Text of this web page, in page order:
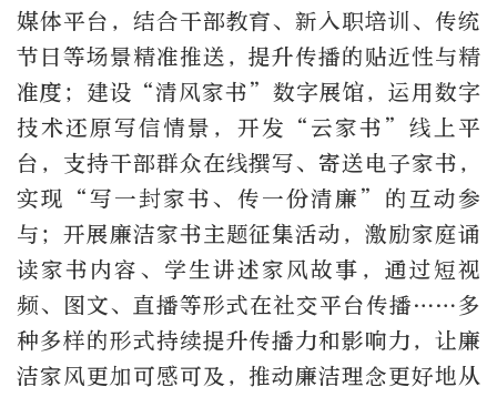
媒体平台，结合干部教育、新入职培训、传统
节日等场景精准推送，提升传播的贴近性与精
准度；建设“清风家书”数字展馆，运用数字
技术还原写信情景，开发“云家书”线上平
台，支持干部群众在线撰写、寄送电子家书，
实现“写一封家书、传一份清廉”的互动参
与；开展廉洁家书主题征集活动，激励家庭诵
读家书内容、学生讲述家风故事，通过短视
频、图文、直播等形式在社交平台传播……多
种多样的形式持续提升传播力和影响力，让廉
洁家风更加可感可及，推动廉洁理念更好地从